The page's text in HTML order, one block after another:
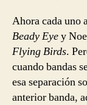
Ahora cada uno
Beady Eyey
Flying Birds.
cuando bandas
esa separación
anterior banda,